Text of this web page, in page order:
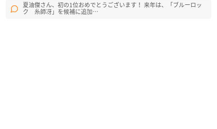
夏油傑さん、初の1位おめでとうございます！ 来年は、「ブルーロッ
ク 糸師冴」を候補に追加…